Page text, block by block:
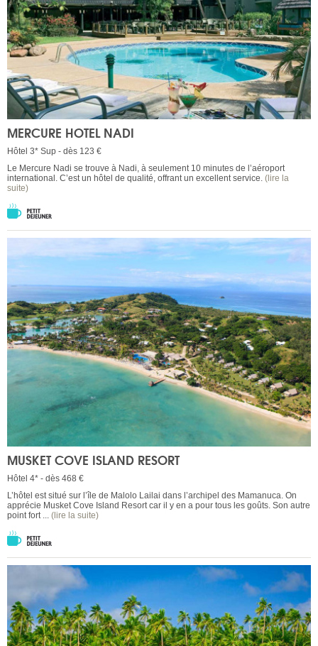
MERCURE HOTEL NADI
Hôtel 3* Sup - dès 123 €
Le Mercure Nadi se trouve à Nadi, à seulement 10 minutes de l’aéroport
international. C’est un hôtel de qualité, offrant un excellent service. (lire la
suite)
MUSKET COVE ISLAND RESORT
Hôtel 4* - dès 468 €
L’hôtel est situé sur l’île de Malolo Lailai dans l’archipel des Mamanuca. On
apprécie Musket Cove Island Resort car il y en a pour tous les goûts. Son autre
point fort ... (lire la suite)